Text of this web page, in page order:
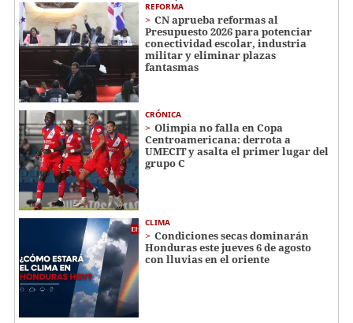
REFORMA
CN aprueba reformas al
Presupuesto 2026 para potenciar
conectividad escolar, industria
militar y eliminar plazas
fantasmas
CRÓNICA
Olimpia no falla en Copa
Centroamericana: derrota a
UMECIT y asalta el primer lugar del
grupo C
CLIMA
Condiciones secas dominarán
Honduras este jueves 6 de agosto
con lluvias en el oriente